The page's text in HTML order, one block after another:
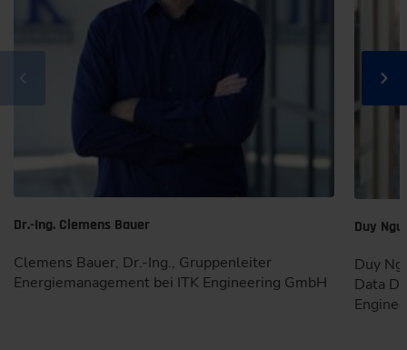
Dr.-Ing. Clemens Bauer
Clemens Bauer, Dr.-Ing., Gruppenleiter
Energiemanagement bei ITK Engineering GmbH
Duy
Duy
Data